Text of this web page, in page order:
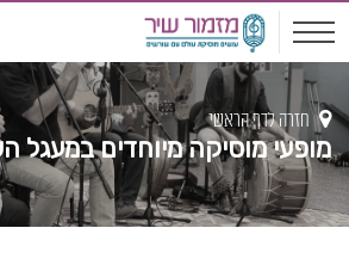
חזרה לדף הראשי
מופעי מוסיקה מיוחדים במעגל